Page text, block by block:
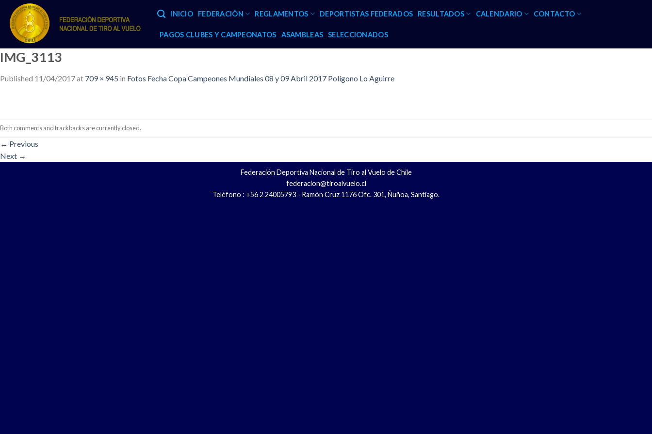
content
INICIO FEDERACIÓN REGLAMENTOS DEPORTISTAS FEDERADOS RESULTADOS CALENDARIO CONTACTO
PAGOS CLUBES Y CAMPEONATOS ASAMBLEAS SELECCIONADOS
IMG_3113
Published 11/04/2017at 709 × 945 in Fotos Fecha Copa Campeones Mundiales 08 y 09 Abril 2017 Polígono Lo Aguirre
Both comments and trackbacks are currently closed.
← Previous
Next →
Federación Deportiva Nacional de Tiro al Vuelo de Chile
federacion@tiroalvuelo.cl
Teléfono : +56 2 24005793 - Ramón Cruz 1176 Ofc. 301, Ñuñoa, Santiago.